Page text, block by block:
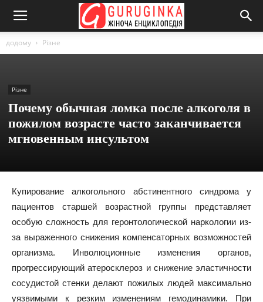
додому Різне
Різне
Почему обычная ломка после алкоголя в
пожилом возрасте часто заканчивается
мгновенным инсультом
Купирование алкогольного абстинентного синдрома у
пациентов старшей возрастной группы представляет
особую сложность для геронтологической наркологии из-
за выраженного снижения компенсаторных возможностей
организма. Инволюционные изменения органов,
прогрессирующий атеросклероз и снижение эластичности
сосудистой стенки делают пожилых людей максимально
уязвимыми к резким изменениям гемодинамики. При